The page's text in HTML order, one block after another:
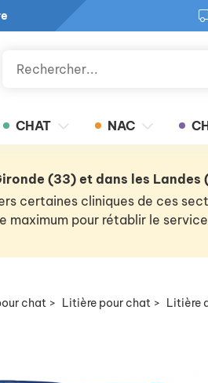
CHAT NAC
(33) et dans les Landes
certaines cliniques de ces
maximum pour rétablir le
chat > Litière pour chat > Litière